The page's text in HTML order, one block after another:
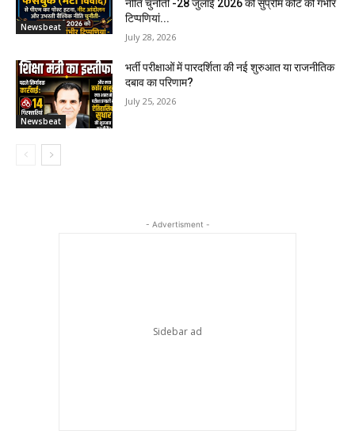
Newsbeat
नीति चुनौती -28 जुलाई 2026 को सुप्रीम कोर्ट की गंभीर
टिप्पणियां...
July 28, 2026
Newsbeat
भर्ती परीक्षाओं में पारदर्शिता की नई शुरुआत या राजनीतिक
दबाव का परिणाम?
July 25, 2026
- Advertisment -